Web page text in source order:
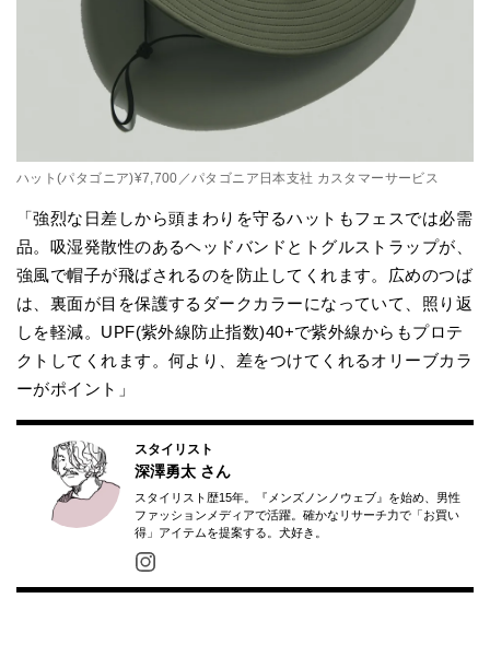
ハット(パタゴニア)¥7,700／パタゴニア日本支社 カスタマーサービス
「強烈な日差しから頭まわりを守るハットもフェスでは必需
品。吸湿発散性のあるヘッドバンドとトグルストラップが、
強風で帽子が飛ばされるのを防止してくれます。広めのつば
は、裏面が目を保護するダークカラーになっていて、照り返
しを軽減。UPF(紫外線防止指数)40+で紫外線からもプロテ
クトしてくれます。何より、差をつけてくれるオリーブカラ
ーがポイント」
スタイリスト
深澤勇太 さん
スタイリスト歴15年。『メンズノンノウェブ』を始め、男性
ファッションメディアで活躍。確かなリサーチ力で「お買い
得」アイテムを提案する。犬好き。